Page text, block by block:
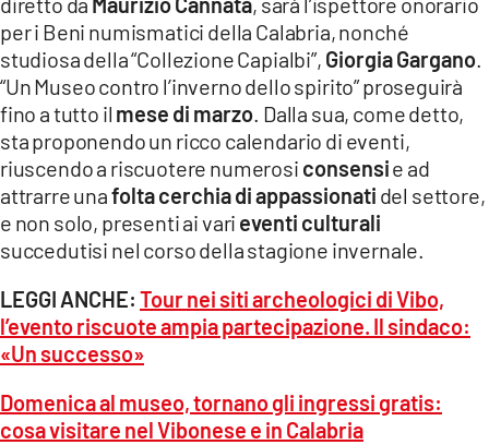
per i Beni numismatici della Calabria, nonché
studiosa della “Collezione Capialbi”, Giorgia Gargano.
“Un Museo contro l’inverno dello spirito” proseguirà
fino a tutto il mese di marzo. Dalla sua, come detto,
sta proponendo un ricco calendario di eventi,
riuscendo a riscuotere numerosi consensie ad
attrarre unafolta cerchia di appassionati del settore,
e non solo, presenti ai vari eventi culturali
succedutisi nel corso della stagione invernale.
LEGGI ANCHE: Tour nei siti archeologici di Vibo,
l’evento riscuote ampia partecipazione. Il sindaco:
«Un successo»
Domenica al museo, tornano gli ingressi gratis:
cosa visitare nel Vibonese e in Calabria